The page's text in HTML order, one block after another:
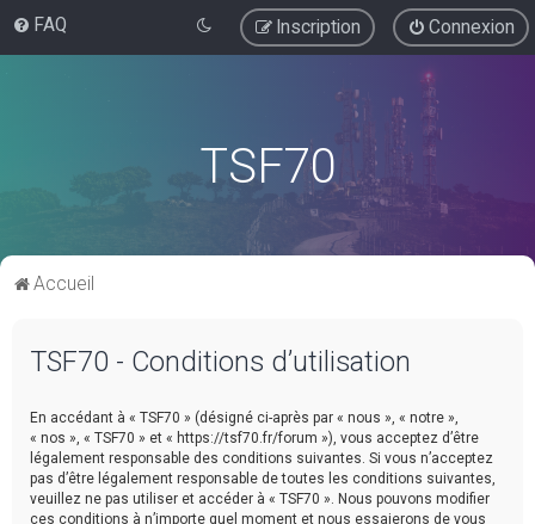
FAQ Connexion
Inscription
TSF70
Accueil
TSF70 - Conditions d’utilisation
En accédant à « TSF70 » (désigné ci-après par « nous », « notre »,
« nos », « TSF70 » et « https://tsf70.fr/forum »), vous acceptez d’être
légalement responsable des conditions suivantes. Si vous n’acceptez
pas d’être légalement responsable de toutes les conditions suivantes,
veuillez ne pas utiliser et accéder à « TSF70 ». Nous pouvons modifier
ces conditions à n’importe quel moment et nous essaierons de vous